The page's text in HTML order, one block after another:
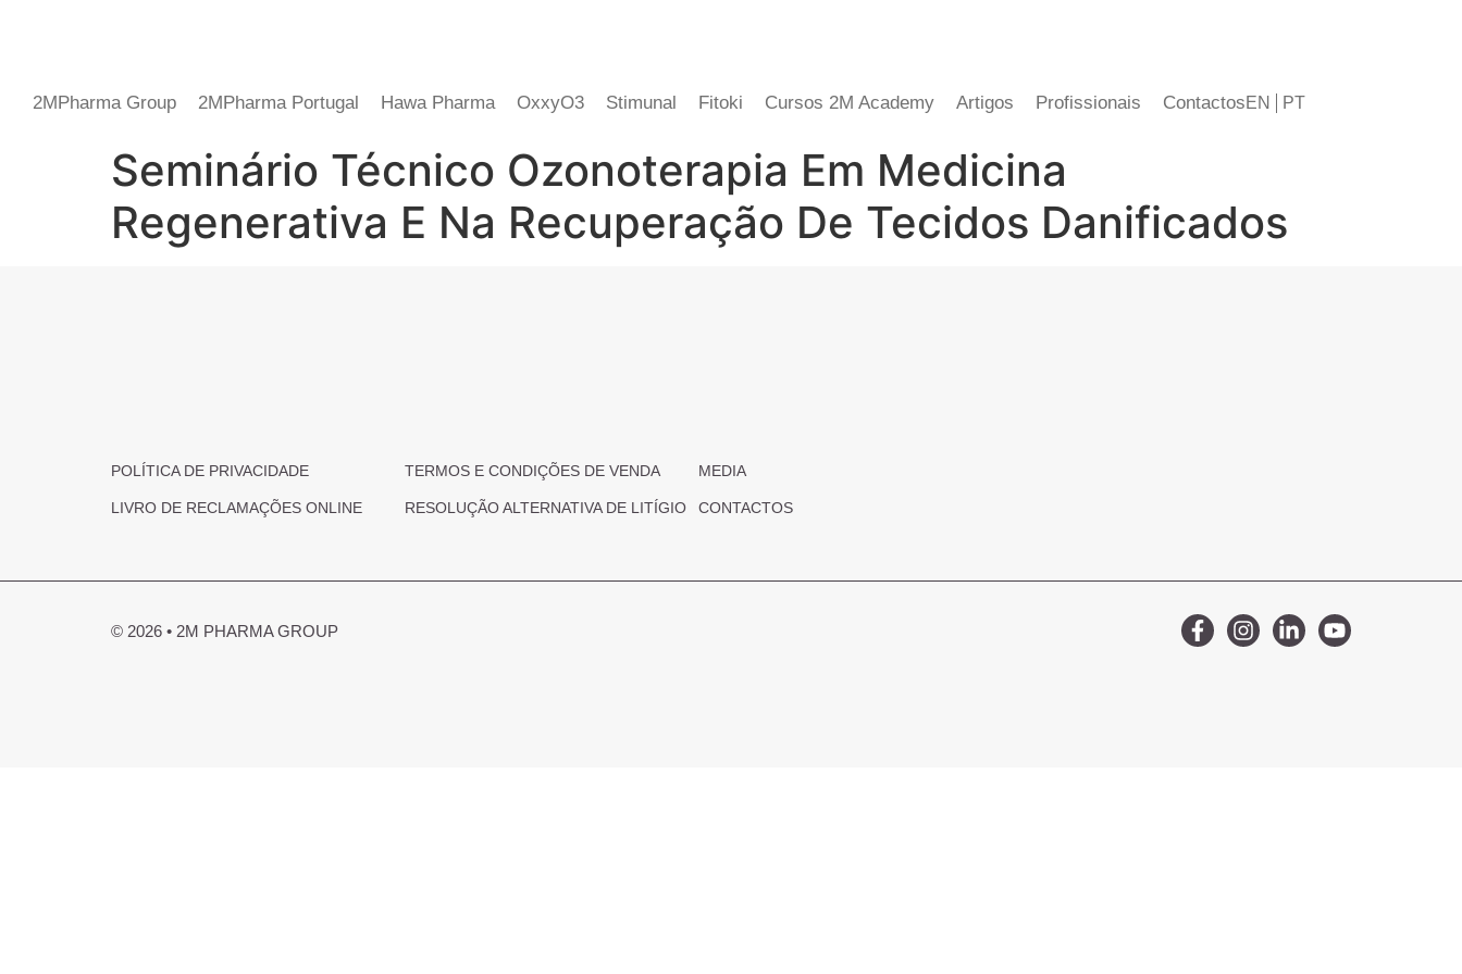
2MPharma Group 2MPharma Portugal Hawa Pharma OxxyO3 Stimunal Fitoki Cursos 2M Academy Artigos Profissionais ContactosEN PT
Seminário Técnico Ozonoterapia Em Medicina
Regenerativa E Na Recuperação De Tecidos Danificados
POLÍTICA DE PRIVACIDADE TERMOS E CONDIÇÕES DE VENDA MEDIA
LIVRO DE RECLAMAÇÕES ONLINE RESOLUÇÃO ALTERNATIVA DE LITÍGIO CONTACTOS
© 2026 • 2M PHARMA GROUP